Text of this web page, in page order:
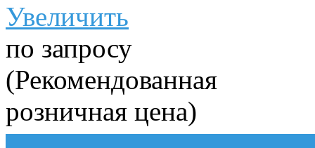
Увеличить
по запросу
(Рекомендованная
розничная цена)